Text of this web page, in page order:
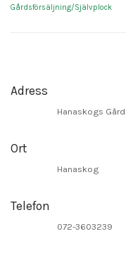
Gårdsförsäljning/Självplock
Adress
Hanaskogs Gård
Ort
Hanaskog
Telefon
072-3603239